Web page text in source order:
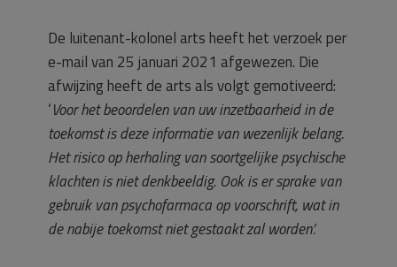
De luitenant-kolonel arts heeft het verzoek per
e-mail van 25 januari 2021 afgewezen. Die
afwijzing heeft de arts als volgt gemotiveerd:
‘Voor het beoordelen van uw inzetbaarheid in de
toekomst is deze informatie van wezenlijk belang.
Het risico op herhaling van soortgelijke psychische
klachten is niet denkbeeldig. Ook is er sprake van
gebruik van psychofarmaca op voorschrift, wat in
de nabije toekomst niet gestaakt zal worden’.